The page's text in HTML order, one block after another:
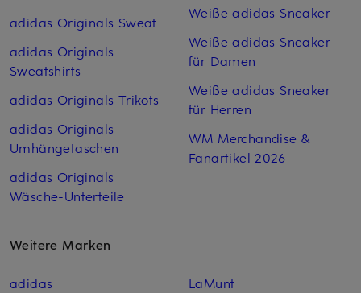
adidas Originals Sweat
adidas Originals
Sweatshirts
adidas Originals Trikots
adidas Originals
Umhängetaschen
adidas Originals
Wäsche-Unterteile
Weiße adidas Sneaker
Weiße adidas Sneaker
für Damen
Weiße adidas Sneaker
für Herren
WM Merchandise &
Fanartikel 2026
Weitere Marken
adidas
LaMunt